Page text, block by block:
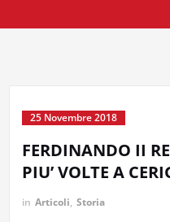
25 Novembre 2018
FERDINANDO II
PIU’ VOLTE A
in Articoli, Storia